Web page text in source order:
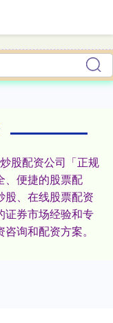
股配资公司「正规
、便捷的股票配
股、在线股票配资
证券市场经验和专
询和配资方案。